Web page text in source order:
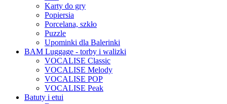
Karty do gry
Popiersia
Porcelana, szkło
Puzzle
Upominki dla Balerinki
BAM Luggage - torby i walizki
VOCALISE Classic
VOCALISE Melody
VOCALISE POP
VOCALISE Peak
Batuty i etui